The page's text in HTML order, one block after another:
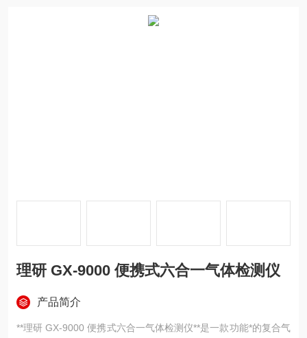
理研 GX-9000 便携式六合一气体检测仪
产品简介
**理研 GX-9000 便携式六合一气体检测仪**是一款功能*的复合气